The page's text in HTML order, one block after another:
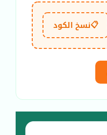
📋نسخ الكود